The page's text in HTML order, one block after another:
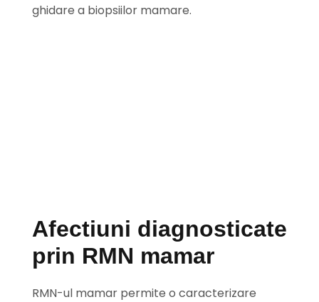
ghidare a biopsiilor mamare.
Afectiuni diagnosticate
prin RMN mamar
RMN-ul mamar permite o caracterizare